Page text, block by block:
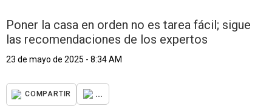
Poner la casa en orden no es tarea fácil; sigue
las recomendaciones de los expertos
23 de mayo de 2025 - 8:34 AM
COMPARTIR ...